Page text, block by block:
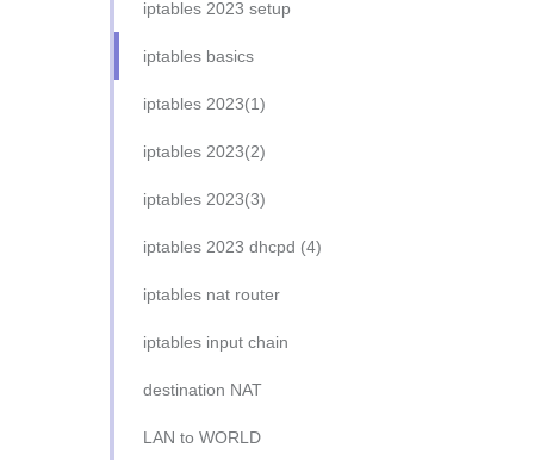
DNS master-slave
DNS split horizon
iptables 2023 setup
iptables basics
iptables 2023(1)
iptables 2023(2)
iptables 2023(3)
iptables 2023 dhcpd (4)
iptables nat router
iptables input chain
destination NAT
LAN to WORLD